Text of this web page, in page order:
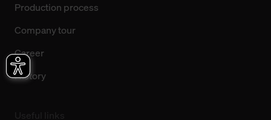
Production process
Company tour
Career
History